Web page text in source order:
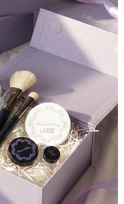
註冊。若發現惡意使用之情形，
使用額度並採取法律行動。